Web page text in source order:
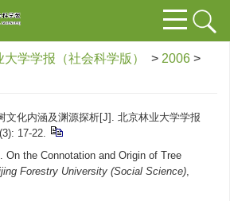
学学报（社会科学版） > 2006 >
文化内涵及渊源探析[J]. 北京林业大学学报
17-22.
On the Connotation and Origin of Tree
Forestry University (Social Science),